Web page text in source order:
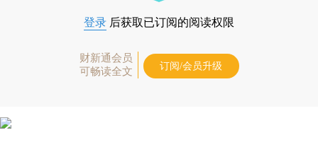
登录 后获取已订阅的阅读权限
财新通会员
可畅读全文
订阅/会员升级